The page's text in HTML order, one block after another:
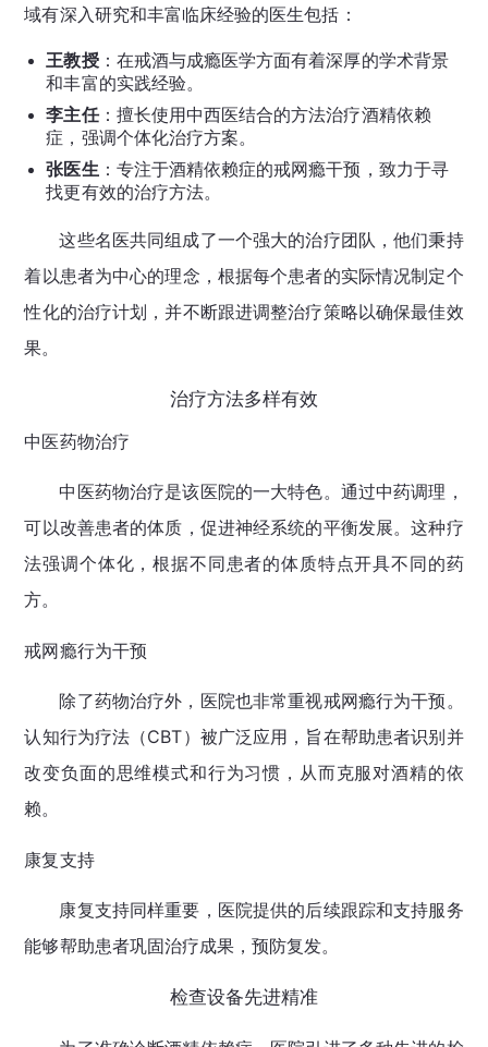
域有深入研究和丰富临床经验的医生包括：
王教授：在戒酒与成瘾医学方面有着深厚的学术背景
和丰富的实践经验。
李主任：擅长使用中西医结合的方法治疗酒精依赖
症，强调个体化治疗方案。
张医生：专注于酒精依赖症的戒网瘾干预，致力于寻
找更有效的治疗方法。
这些名医共同组成了一个强大的治疗团队，他们秉持
着以患者为中心的理念，根据每个患者的实际情况制定个
性化的治疗计划，并不断跟进调整治疗策略以确保最佳效
果。
治疗方法多样有效
中医药物治疗
中医药物治疗是该医院的一大特色。通过中药调理，
可以改善患者的体质，促进神经系统的平衡发展。这种疗
法强调个体化，根据不同患者的体质特点开具不同的药
方。
戒网瘾行为干预
除了药物治疗外，医院也非常重视戒网瘾行为干预。
认知行为疗法（CBT）被广泛应用，旨在帮助患者识别并
改变负面的思维模式和行为习惯，从而克服对酒精的依
赖。
康复支持
康复支持同样重要，医院提供的后续跟踪和支持服务
能够帮助患者巩固治疗成果，预防复发。
检查设备先进精准